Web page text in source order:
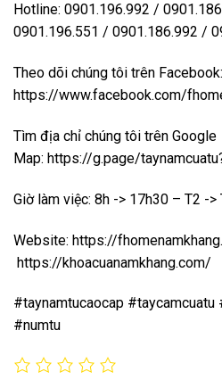
Hotline: 0901.196.992 /
0901.196.551 / 0901.186.992 /
Theo dõi chúng tôi trên Facebook:
https://www.facebook.com/
Tìm địa chỉ chúng tôi trên Google
Map: https://g.page/
Giờ làm việc: 8h -> 17h30 – T2 ->
Website: https://
https://khoacuanamkhang.com/
#taynamtucaocap #taycamcuatu
#numtu